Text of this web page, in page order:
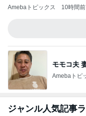
Amebaトピックス 10時間前
モモコ夫
Amebaトピ
ジャンル人気記事